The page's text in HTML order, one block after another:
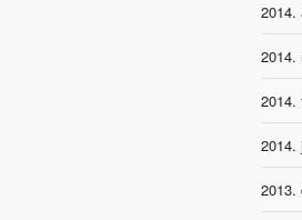
2014.
2014.
2014.
2014.
2013.